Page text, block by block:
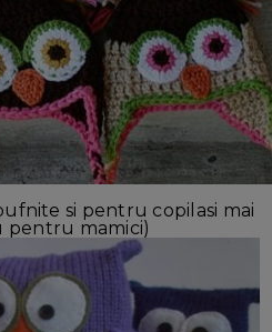
si pentru copilasi mai
pentru mamici)